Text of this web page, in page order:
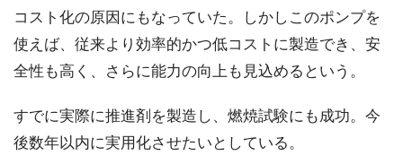
コスト化の原因にもなっていた。しかしこのポンプを
使えば、従来より効率的かつ低コストに製造でき、安
全性も高く、さらに能力の向上も見込めるという。
すでに実際に推進剤を製造し、燃焼試験にも成功。今
後数年以内に実用化させたいとしている。